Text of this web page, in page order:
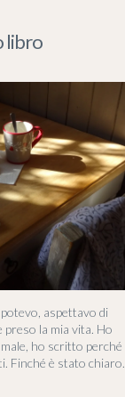
libro
aspettavo di
preso la mia vita. Ho
ho scritto perché
Finché è stato chiaro.